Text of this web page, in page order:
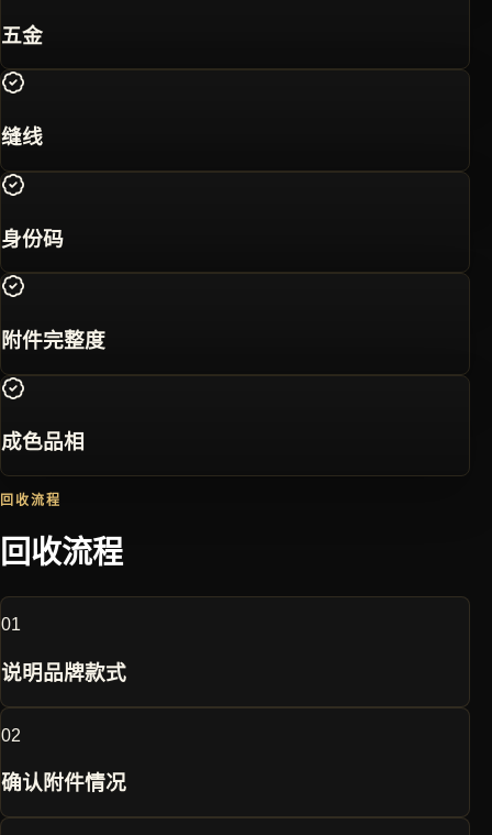
五金
缝线
身份码
附件完整度
成色品相
回收流程
回收流程
01
说明品牌款式
02
确认附件情况